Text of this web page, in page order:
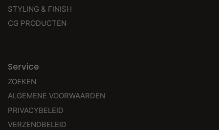
STYLING & FINISH
CG PRODUCTEN
Service
ZOEKEN
ALGEMENE VOORWAARDEN
PRIVACYBELEID
VERZENDBELEID